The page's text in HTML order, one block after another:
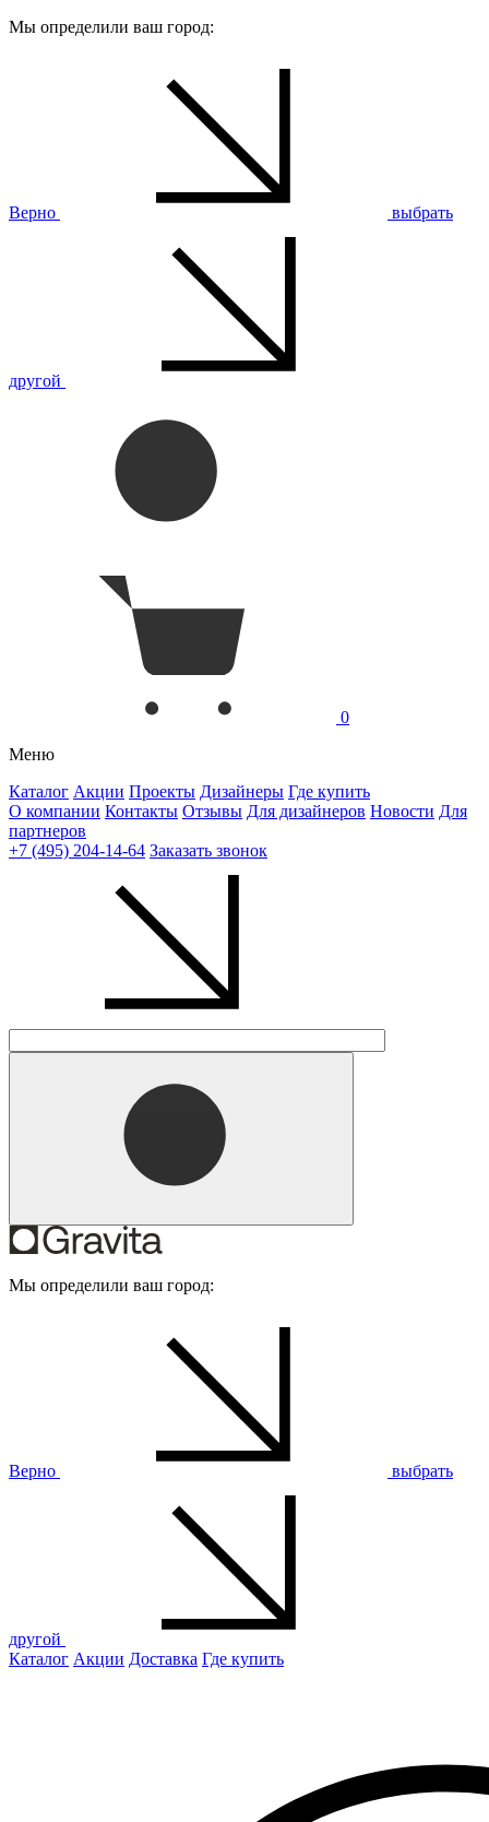
Мы определили ваш город:
Верно выбрать
другой
0
Меню
Каталог Акции Проекты Дизайнеры Где купить
О компании Контакты Отзывы Для дизайнеров Новости Для
партнеров
+7 (495) 204-14-64 Заказать звонок
Мы определили ваш город:
Верно выбрать
другой
Каталог Акции Доставка Где купить